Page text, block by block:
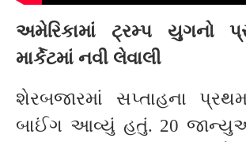
અમેરિકામાં ટ્રમ્પ યુગનો
માર્કેટમાં નવી લેવાલી
શેરબજારમાં સપ્તાહના
બાઈંગ આવ્યું હતું. 20